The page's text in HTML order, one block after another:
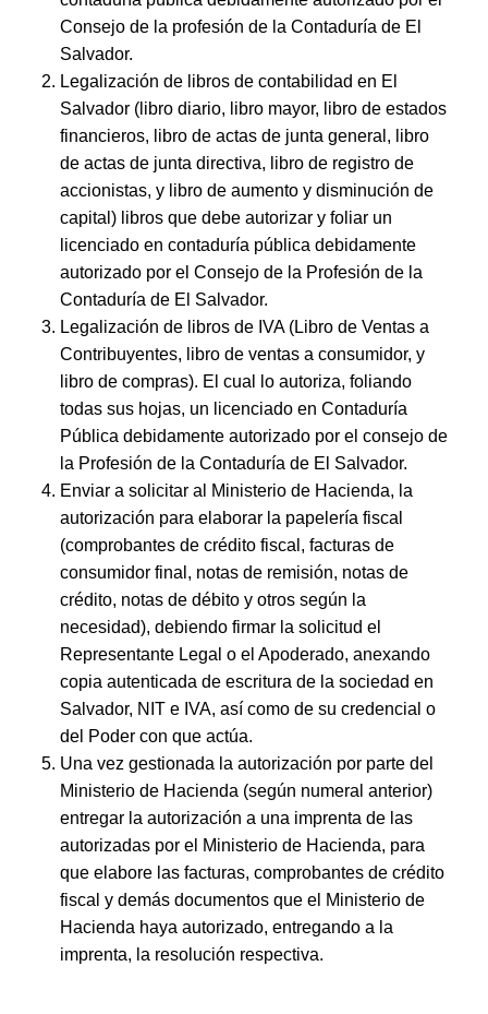
Consejo de la profesión de la Contaduría de El
Salvador.
Legalización de libros de contabilidad en El
Salvador (libro diario, libro mayor, libro de estados
financieros, libro de actas de junta general, libro
de actas de junta directiva, libro de registro de
accionistas, y libro de aumento y disminución de
capital) libros que debe autorizar y foliar un
licenciado en contaduría pública debidamente
autorizado por el Consejo de la Profesión de la
Contaduría de El Salvador.
Legalización de libros de IVA (Libro de Ventas a
Contribuyentes, libro de ventas a consumidor, y
libro de compras). El cual lo autoriza, foliando
todas sus hojas, un licenciado en Contaduría
Pública debidamente autorizado por el consejo de
la Profesión de la Contaduría de El Salvador.
Enviar a solicitar al Ministerio de Hacienda, la
autorización para elaborar la papelería fiscal
(comprobantes de crédito fiscal, facturas de
consumidor final, notas de remisión, notas de
crédito, notas de débito y otros según la
necesidad), debiendo firmar la solicitud el
Representante Legal o el Apoderado, anexando
copia autenticada de escritura de la sociedad en
Salvador, NIT e IVA, así como de su credencial o
del Poder con que actúa.
Una vez gestionada la autorización por parte del
Ministerio de Hacienda (según numeral anterior)
entregar la autorización a una imprenta de las
autorizadas por el Ministerio de Hacienda, para
que elabore las facturas, comprobantes de crédito
fiscal y demás documentos que el Ministerio de
Hacienda haya autorizado, entregando a la
imprenta, la resolución respectiva.